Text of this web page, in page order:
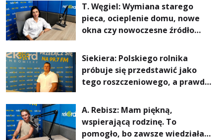
T. Węgiel: Wymiana starego
pieca, ocieplenie domu, nowe
okna czy nowoczesne źródło
rachunki za energię, lepszy
komfort życia i... czystsze
powietrze
Siekiera: Polskiego rolnika
próbuje się przedstawić jako
tego roszczeniowego, a prawda
A. Rebisz: Mam piękną,
wspierającą rodzinę. To
pomogło, bo zawsze wiedziałam,